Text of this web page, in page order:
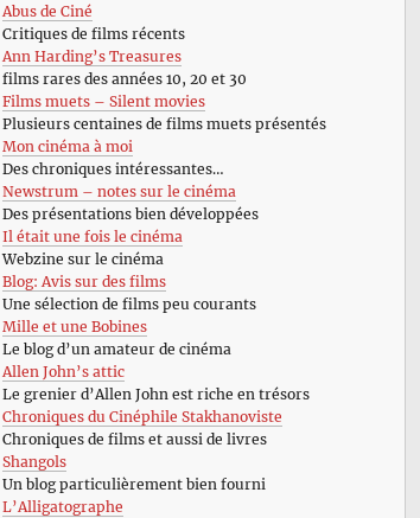
Abus de Ciné
Critiques de films récents
Ann Harding’s Treasures
films rares des années 10, 20 et 30
Films muets – Silent movies
Plusieurs centaines de films muets présentés
Mon cinéma à moi
Des chroniques intéressantes…
Newstrum – notes sur le cinéma
Des présentations bien développées
Il était une fois le cinéma
Webzine sur le cinéma
Blog: Avis sur des films
Une sélection de films peu courants
Mille et une Bobines
Le blog d’un amateur de cinéma
Allen John’s attic
Le grenier d’Allen John est riche en trésors
Chroniques du Cinéphile Stakhanoviste
Chroniques de films et aussi de livres
Shangols
Un blog particulièrement bien fourni
L’Alligatographe